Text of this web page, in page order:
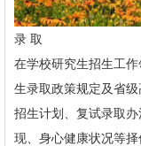
录 取
在学校研究生招生工
生录取政策规定及省
招生计划、复试录取
现、身心健康状况等择